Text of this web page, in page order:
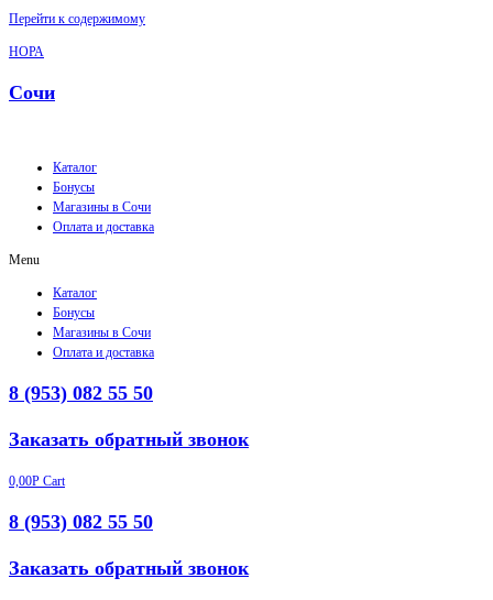
Перейти к содержимому
НОРА
Сочи
Каталог
Бонусы
Магазины в Сочи
Оплата и доставка
Menu
Каталог
Бонусы
Магазины в Сочи
Оплата и доставка
8 (953) 082 55 50
Заказать обратный звонок
0,00Р Cart
8 (953) 082 55 50
Заказать обратный звонок